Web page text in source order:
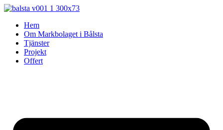
Skip
contentHem
Om Markbolaget i Bålsta
Tjänster
Projekt
Offert